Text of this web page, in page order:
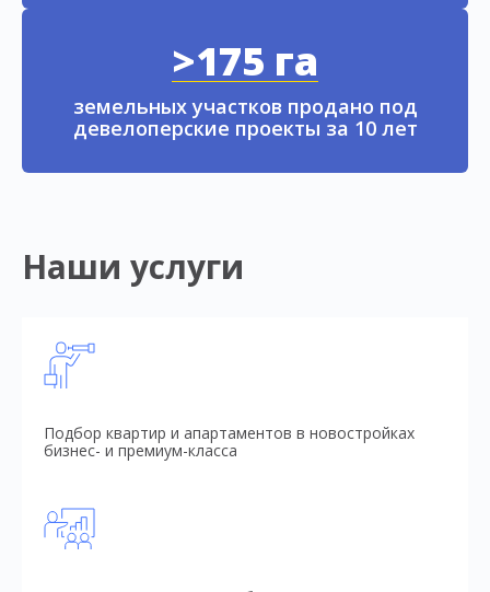
>175 га
земельных участков продано под
девелоперские проекты за 10 лет
Наши услуги
Подбор квартир и апартаментов в новостройках
бизнес- и премиум-класса